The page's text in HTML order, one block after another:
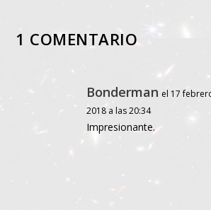
1 COMENTARIO
Bonderman el 17
2018 a las 20:34
Impresionante.